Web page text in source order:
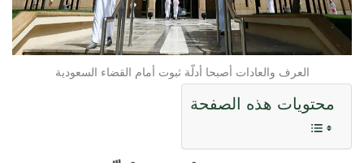
العرف والعادات أصبحا أدلّة ثبوت أمام القضاء السعودية
محتويات هذه الصفحة